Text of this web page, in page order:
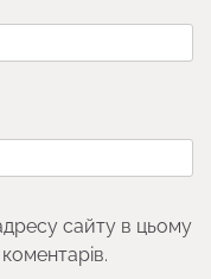
сайту в цьому